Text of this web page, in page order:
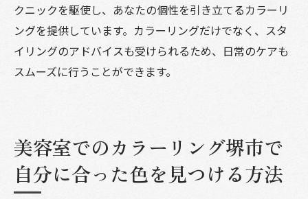
クニックを駆使し、あなたの個性を引き立てるカラーリ
ングを提供しています。カラーリングだけでなく、スタ
イリングのアドバイスも受けられるため、日常のケアも
スムーズに行うことができます。
美容室でのカラーリング堺市で
自分に合った色を見つける方法